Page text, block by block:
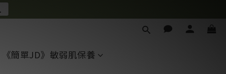
《簡單JD》敏弱肌保養